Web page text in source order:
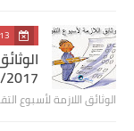
13 أغسطس 2016
الوثائق اللازمة لأسبوع